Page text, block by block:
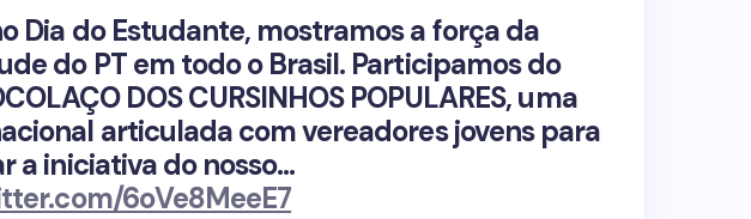
Dia do Estudante, mostramos a força da
do PT em todo o Brasil. Participamos do
DOS CURSINHOS POPULARES, uma
articulada com vereadores jovens para
a iniciativa do nosso…
6oVe8MeeE7